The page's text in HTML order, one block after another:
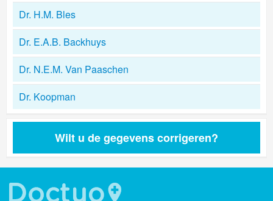
Dr. H.M. Bles
Dr. E.A.B. Backhuys
Dr. N.E.M. Van Paaschen
Dr. Koopman
Wilt u de gegevens corrigeren?